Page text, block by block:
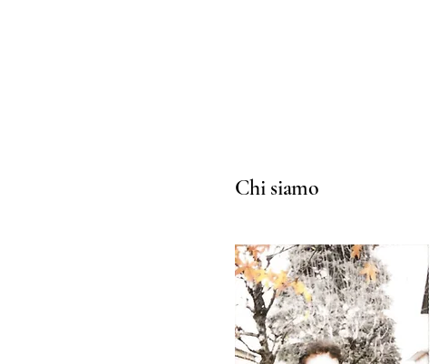
Chi siamo